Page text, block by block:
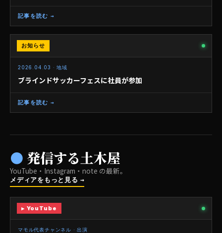
記事を読む →
お知らせ
2026.04.03 · 地域
ブラインドサッカーフェスに社員が参加
記事を読む →
● 発信する土木屋
YouTube・Instagram・note の最新。
メディアをもっと見る →
▶ YouTube
▶
FEATURED
マモル代表チャンネル · 出演